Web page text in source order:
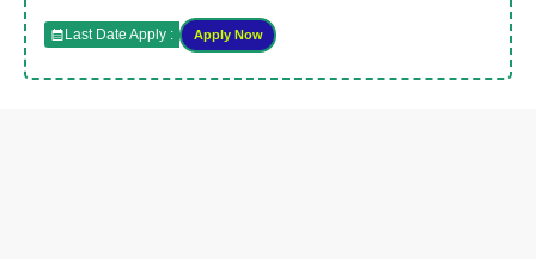
Last Date Apply : Apply Now